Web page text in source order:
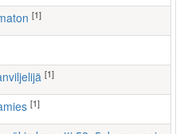
[1]
[1]
[1]